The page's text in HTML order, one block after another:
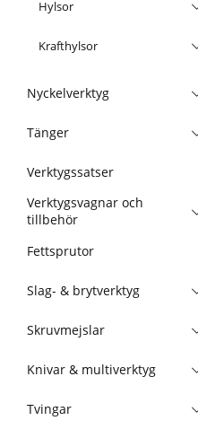
Hylsor
Krafthylsor
Nyckelverktyg
Tänger
Verktygssatser
Verktygsvagnar och
tillbehör
Fettsprutor
Slag- & brytverktyg
Skruvmejslar
Knivar & multiverktyg
Tvingar